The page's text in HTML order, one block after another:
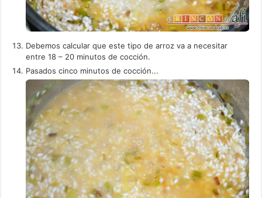
Debemos calcular que este tipo de arroz va a necesitar
entre 18 – 20 minutos de cocción.
Pasados cinco minutos de cocción...